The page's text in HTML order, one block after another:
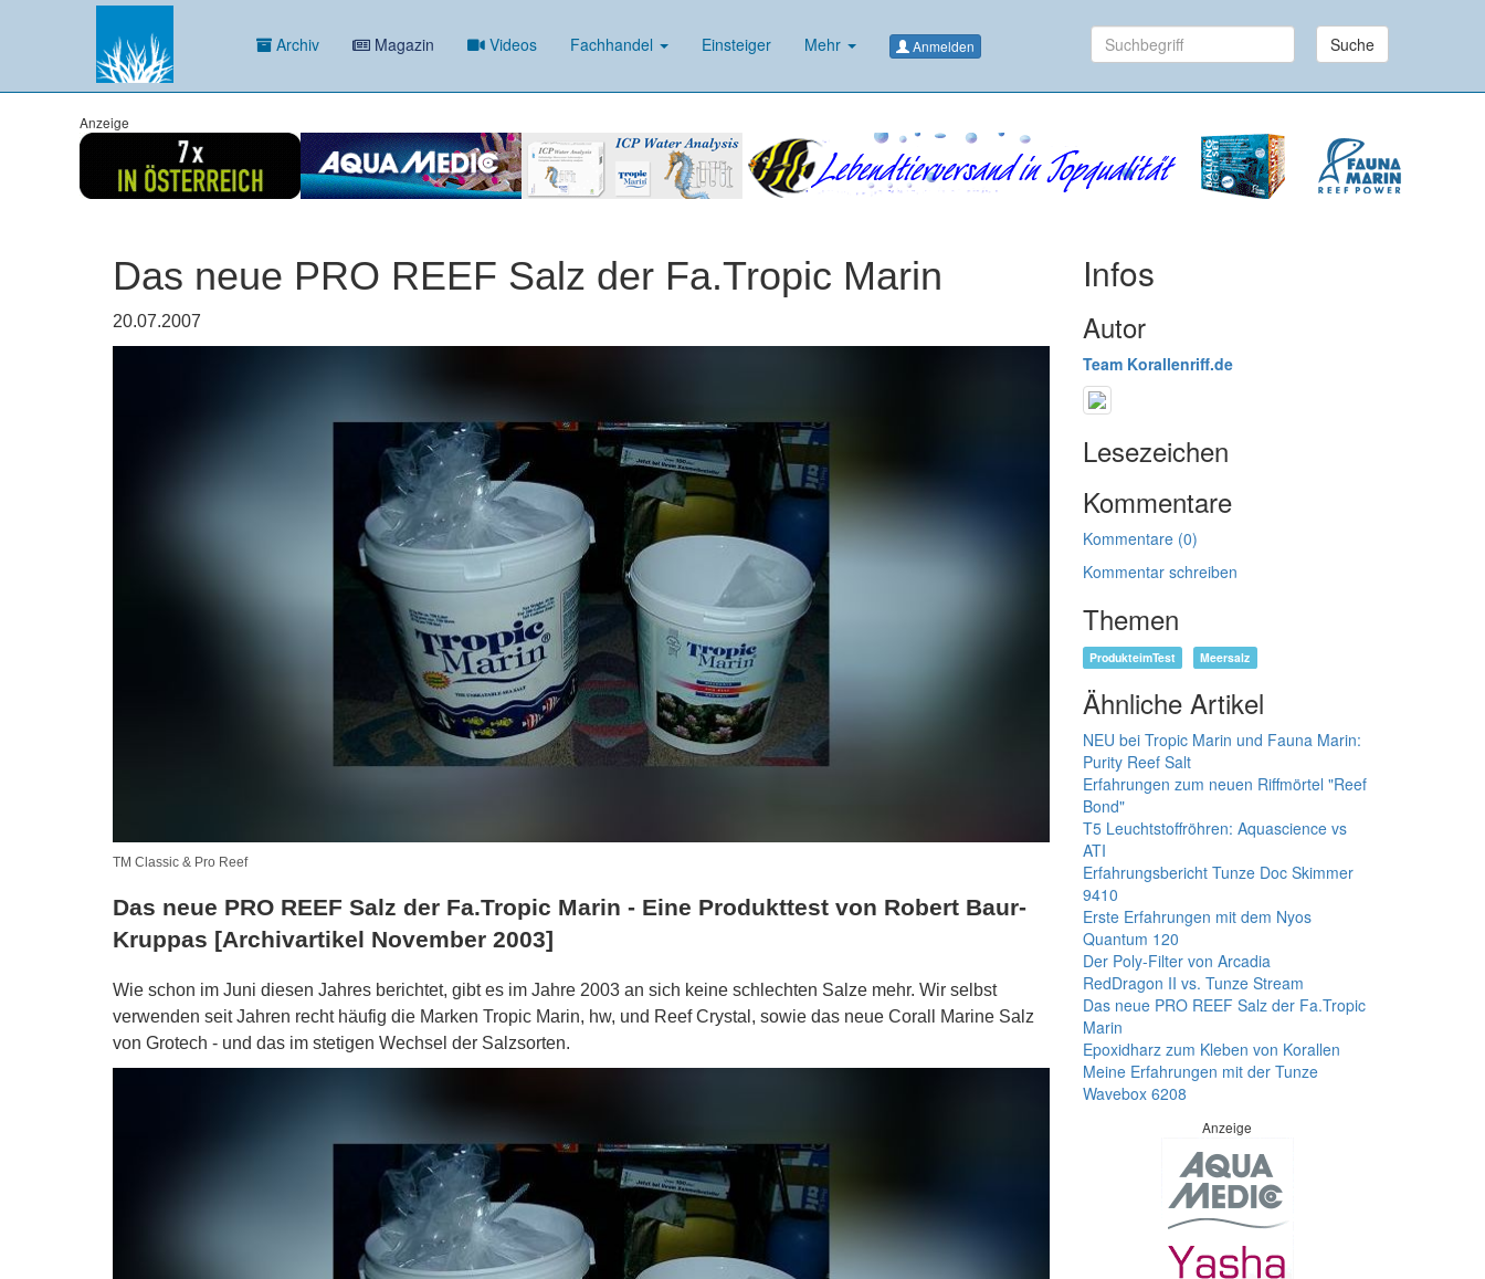
Archiv Magazin Videos Fachhandel Einsteiger Mehr Anmelden Suche
Anzeige
Das neue PRO REEF Salz der Fa.Tropic Marin
20.07.2007
TM Classic & Pro Reef
Das neue PRO REEF Salz der Fa.Tropic Marin - Eine Produkttest von Robert Baur-
Kruppas [Archivartikel November 2003]
Wie schon im Juni diesen Jahres berichtet, gibt es im Jahre 2003 an sich keine schlechten Salze mehr. Wir selbst
verwenden seit Jahren recht häufig die Marken Tropic Marin, hw, und Reef Crystal, sowie das neue Corall Marine Salz
von Grotech - und das im stetigen Wechsel der Salzsorten.
Infos
Autor
Team Korallenriff.de
Lesezeichen
Kommentare
Kommentare (0)
Kommentar schreiben
Themen
ProdukteimTest Meersalz
Ähnliche Artikel
NEU bei Tropic Marin und Fauna Marin:
Purity Reef Salt
Erfahrungen zum neuen Riffmörtel "Reef
Bond"
T5 Leuchtstoffröhren: Aquascience vs
ATI
Erfahrungsbericht Tunze Doc Skimmer
9410
Erste Erfahrungen mit dem Nyos
Quantum 120
Der Poly-Filter von Arcadia
RedDragon II vs. Tunze Stream
Das neue PRO REEF Salz der Fa.Tropic
Marin
Epoxidharz zum Kleben von Korallen
Meine Erfahrungen mit der Tunze
Wavebox 6208
Anzeige